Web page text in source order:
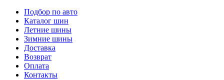
Подбор по авто
Каталог шин
Летние шины
Зимние шины
Доставка
Возврат
Оплата
Контакты